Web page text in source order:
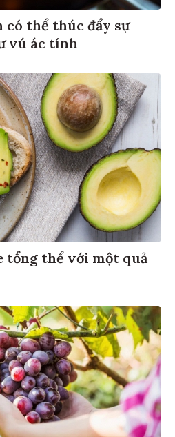
có thể thúc đẩy sự
vú ác tính
tổng thể với một quả